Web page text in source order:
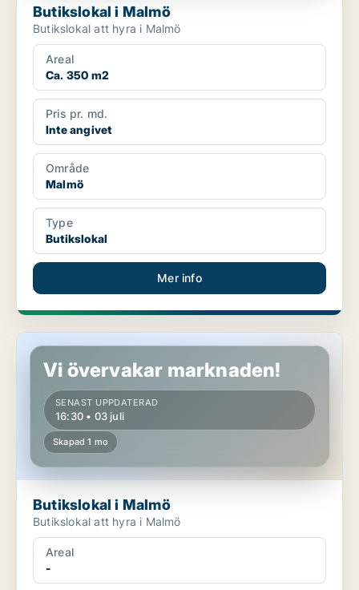
Butikslokal i Malmö
Butikslokal att hyra i Malmö
Areal
Ca. 350 m2
Pris pr. md.
Inte angivet
Område
Malmö
Type
Butikslokal
Mer info
Butikslokal i Malmö
Vi övervakar marknaden!
SENAST UPPDATERAD
16:30 • 03 juli
Skapad 1 mo
Butikslokal i Malmö
Butikslokal att hyra i Malmö
Areal
-